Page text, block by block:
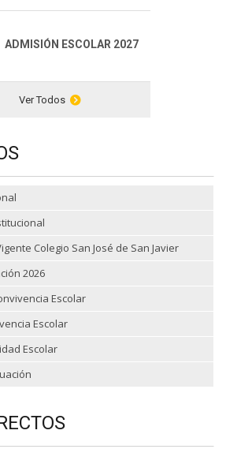
ADMISIÓN ESCOLAR 2027
Ver Todos
Colegio San José de San Javier
2026
Escolar
Escolar
Escolar